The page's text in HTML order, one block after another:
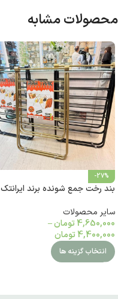
محصولات مشابه
-27%
بند رخت جمع شونده برند ایرانتک
سایر محصولات
4,650,000 تومان–
4,400,000 تومان
انتخاب گزینه ها